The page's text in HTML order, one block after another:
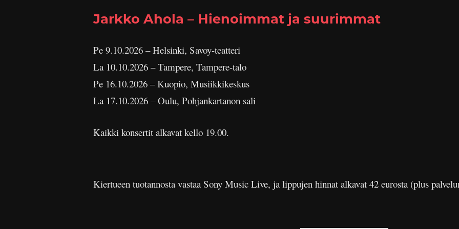
Jarkko Ahola – Hienoimmat ja suurimmat
Pe 9.10.2026 – Helsinki, Savoy-teatteri
La 10.10.2026 – Tampere, Tampere-talo
Pe 16.10.2026 – Kuopio, Musiikkikeskus
La 17.10.2026 – Oulu, Pohjankartanon sali
Kaikki konsertit alkavat kello 19.00.
Kiertueen tuotannosta vastaa Sony Music Live, ja lippujen hinnat alkavat 42 eurosta (plus